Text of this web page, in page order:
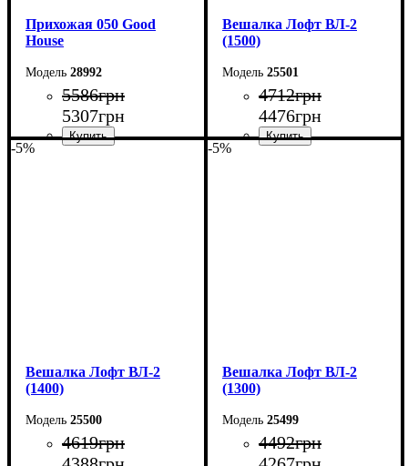
Прихожая 050 Good
House
28992
5586грн
5307грн
Вешалка Лофт ВЛ-2
(1500)
25501
4712грн
4476грн
-5%
Вешалка Лофт ВЛ-2
(1400)
25500
4619грн
-5%
Вешалка Лофт ВЛ-2
(1300)
25499
4492грн